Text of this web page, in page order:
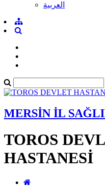
العربية
MERSİN İL
TOROS
HASTANESİ